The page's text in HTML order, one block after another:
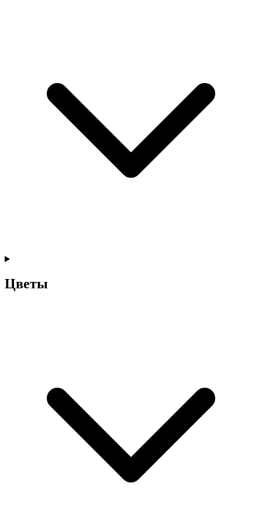
Цветы